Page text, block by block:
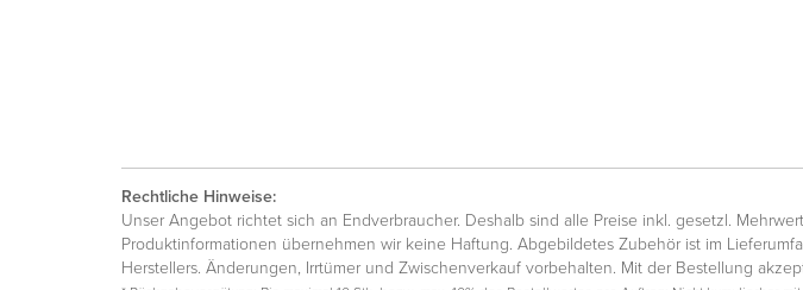
Rechtliche Hinweise:
Unser Angebot richtet sich an Endverbraucher. Deshalb sind alle Preise inkl. gesetzl.
Produktinformationen übernehmen wir keine Haftung. Abgebildetes Zubehör ist im
Herstellers. Änderungen, Irrtümer und Zwischenverkauf vorbehalten. Mit der Bestellung